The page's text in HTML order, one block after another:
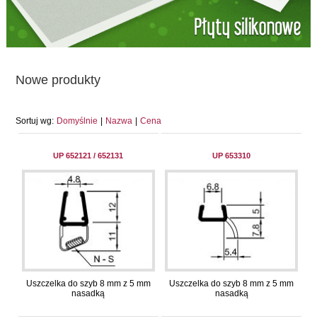
Nowe produkty
Sortuj wg: Domyślnie Nazwa Cena
UP 652121 / 652131
Uszczelka do szyb 8 mm z 5 mm
nasadką
UP 653310
Uszczelka do szyb 8 mm z 5 mm
nasadką